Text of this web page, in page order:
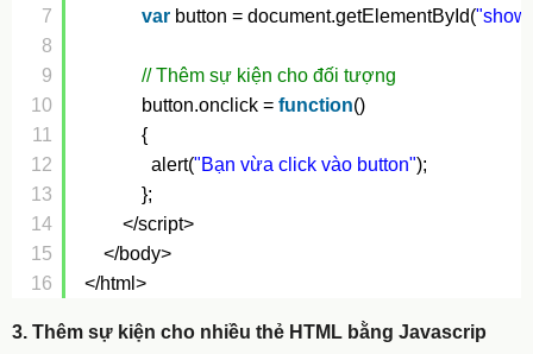
7
8
9
10
11
12
13
14
15
16
var button = document.getElementById(
// Thêm sự kiện cho đối tượng
button.onclick = function()
{
alert("Bạn vừa click vào button");
};
</script>
</body>
</html>
3. Thêm sự kiện cho nhiều thẻ HTML bằng Javascrip